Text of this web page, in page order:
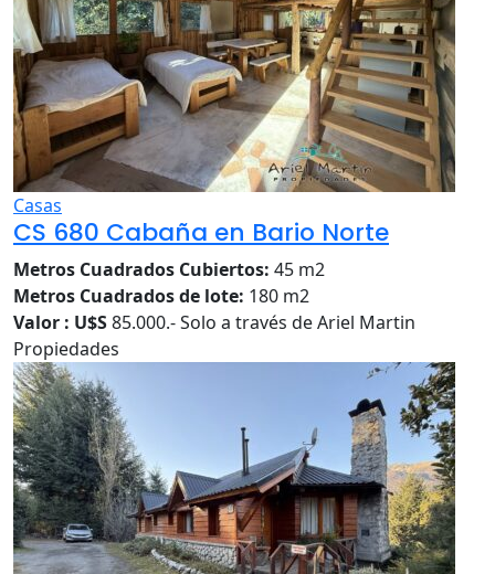
Casas
CS 680 Cabaña en Bario Norte
Metros Cuadrados Cubiertos: 45 m2
Metros Cuadrados de lote: 180 m2
Valor : U$S85.000.- Solo a través de Ariel Martin
Propiedades